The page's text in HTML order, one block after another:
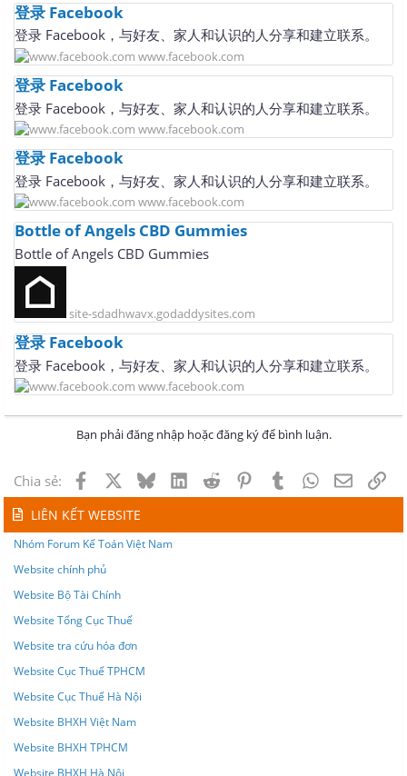
登录 Facebook
登录 Facebook，与好友、家人和认识的人分享和建立联系。
www.facebook.com
登录 Facebook
登录 Facebook，与好友、家人和认识的人分享和建立联系。
www.facebook.com
登录 Facebook
登录 Facebook，与好友、家人和认识的人分享和建立联系。
www.facebook.com
Bottle of Angels CBD Gummies
Bottle of Angels CBD Gummies
site-sdadhwavx.godaddysites.com
登录 Facebook
登录 Facebook，与好友、家人和认识的人分享和建立联系。
www.facebook.com
Bạn phải đăng nhập hoặc đăng ký để bình luận.
Chia sẻ: Facebook BlueskyLinkedInReddit PinterestTumblrWhatsApp
Email
LIÊN KẾT WEBSITE
Nhóm Forum Kế Toán Việt Nam
Website chính phủ
Website Bộ Tài Chính
Website Tổng Cục Thuế
Website tra cứu hóa đơn
Website Cục Thuế TPHCM
Website Cục Thuế Hà Nội
Website BHXH Việt Nam
Website BHXH TPHCM
Website BHXH Hà Nội